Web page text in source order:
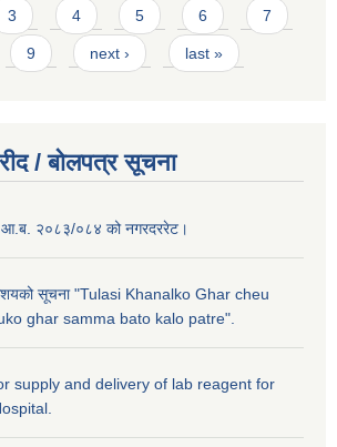
3 4 5 6 7
9 next › last »
/ बाेलपत्र सूचना
आ.ब. २०८३/०८४ को नगरदररेट।
सूचना "Tulasi Khanalko Ghar cheu
ghar samma bato kalo patre".
supply and delivery of lab reagent for